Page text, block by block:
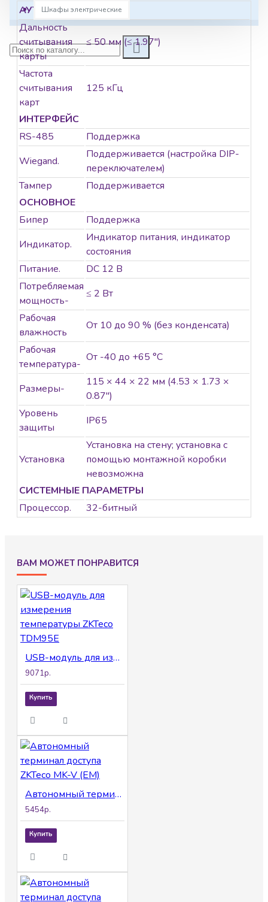
Шкафы электрические
АУТЕНТИФИКАЦИЯ
Дальность
считывания
карты
≤ 50 мм (≤ 1.97″)
Частота
считывания
карт
125 кГц
ИНТЕРФЕЙС
RS-485
Поддержка
Wiegand.
Поддерживается (настройка DIP-
переключателем)
Тампер
Поддерживается
ОСНОВНОЕ
Бипер
Поддержка
Индикатор.
Индикатор питания, индикатор
состояния
Питание.
DС 12 В
Потребляемая
мощность-
≤ 2 Вт
Рабочая
влажность
От 10 до 90 % (без конденсата)
Рабочая
температура-
От -40 до +65 °C
Размеры-
115 × 44 × 22 мм (4.53 × 1.73 ×
0.87″)
Уровень
защиты
IP65
Установка
Установка на стену; установка с
помощью монтажной коробки
невозможна
СИСТЕМНЫЕ ПАРАМЕТРЫ
Процессор.
32-битный
ВАМ МОЖЕТ ПОНРАВИТСЯ
USB-модуль для измерения температуры ZKTeco TDM95E
9071р.
Купить
Автономный терминал доступа ZKTeco MK-V (EM)
5454р.
Купить